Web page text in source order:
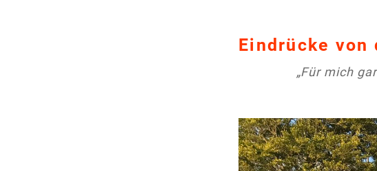
Eindrücke von
„Für mich